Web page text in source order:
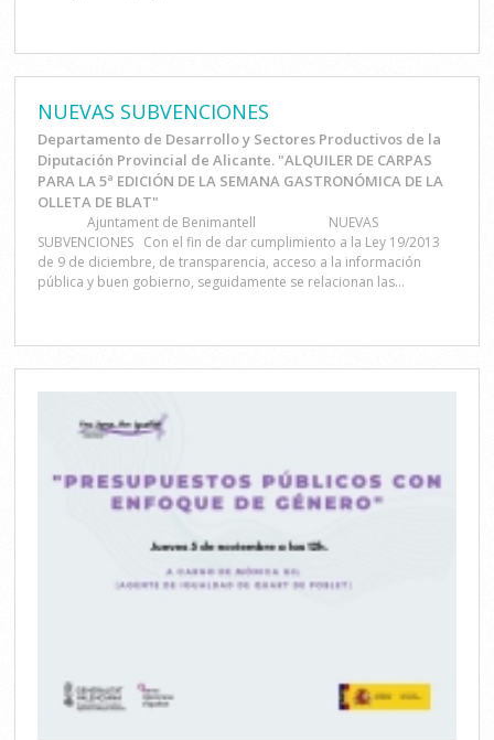
NUEVAS SUBVENCIONES
Departamento de Desarrollo y Sectores Productivos de la
Diputación Provincial de Alicante. "ALQUILER DE CARPAS
PARA LA 5ª EDICIÓN DE LA SEMANA GASTRONÓMICA DE LA
OLLETA DE BLAT"
Ajuntament de Benimantell NUEVAS
SUBVENCIONES Con el fin de dar cumplimiento a la Ley 19/2013
de 9 de diciembre, de transparencia, acceso a la información
pública y buen gobierno, seguidamente se relacionan las...